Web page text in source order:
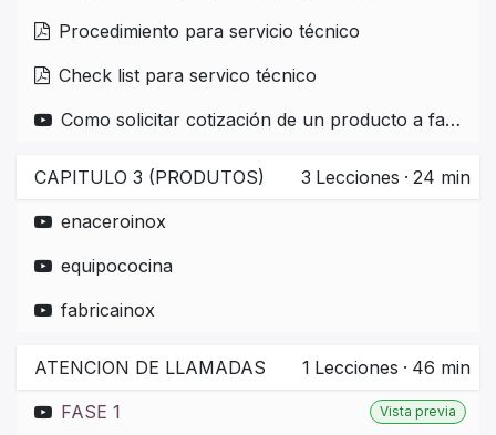
Procedimiento para servicio técnico
Check list para servico técnico
Como solicitar cotización de un producto a fabricar
CAPITULO 3 (PRODUTOS) 3 Lecciones · 24 min
enaceroinox
equipococina
fabricainox
ATENCION DE LLAMADAS 1 Lecciones · 46 min
FASE 1
Vista previa